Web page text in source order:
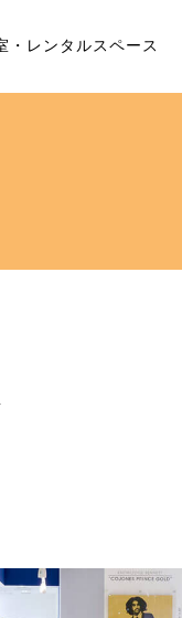
・レンタルスペース